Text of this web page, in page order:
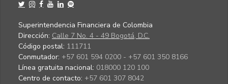
Superintendencia Financiera de Colombia
Dirección: Calle 7 No. 4 - 49 Bogotá, D.C.
Código postal: 111711
Conmutador: +57 601 594 0200 - +57 601 350 8166
Línea gratuita nacional: 018000 120 100
Centro de contacto: +57 601 307 8042